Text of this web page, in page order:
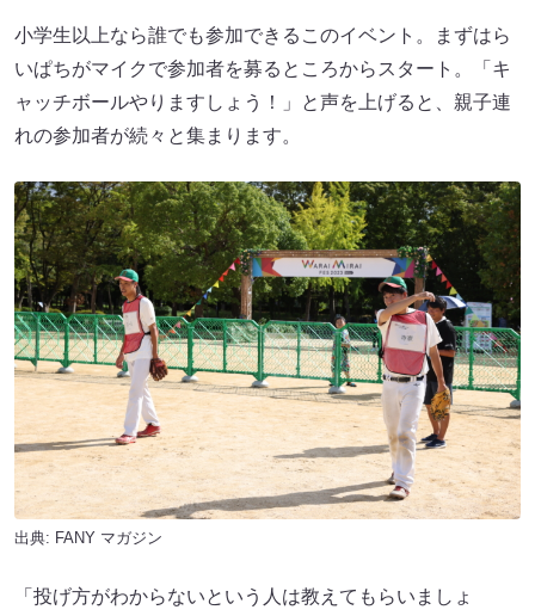
小学生以上なら誰でも参加できるこのイベント。まずはら
いぱちがマイクで参加者を募るところからスタート。「キ
ャッチボールやりますしょう！」と声を上げると、親子連
れの参加者が続々と集まります。
出典: FANY マガジン
「投げ方がわからないという人は教えてもらいましょ